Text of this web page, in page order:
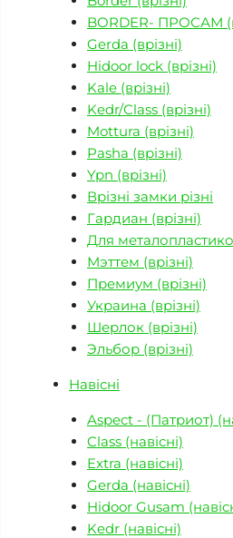
BORDER- ПРОСАМ
Gerda (врізні)
Hidoor lock (врізні)
Kale (врізні)
Kedr/Class (врізні)
Mottura (врізні)
Pasha (врізні)
Ypn (врізні)
Врізні замки різні
Гардиан (врізні)
Для
Мэттем (врізні)
Премиум (врізні)
Украина (врізні)
Шерлок (врізні)
Эльбор (врізні)
Навісні
Aspect - (Патриот)
Class (навісні)
Extra (навісні)
Gerda (навісні)
Hidoor Gusam
Kedr (навісні)